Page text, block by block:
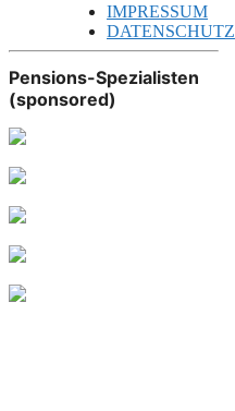
IMPRESSUM
DATENSCHUTZ
Pensions-Spezialisten
(sponsored)